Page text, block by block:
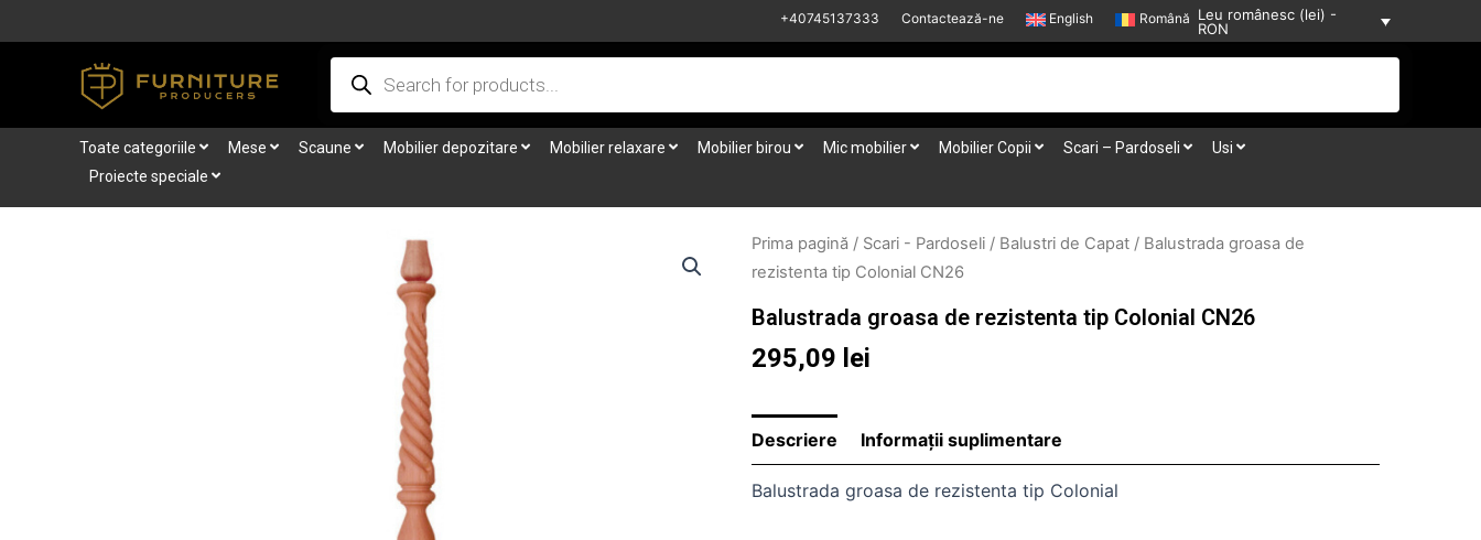
to
+40745137333 Contactează-ne English Română Leu românesc (lei) -
RON
Products
search
Toate categoriile Mese Scaune Mobilier depozitare Mobilier relaxare Mobilier birou Mic mobilier Mobilier Copii Scari – Pardoseli
Usi
Proiecte speciale
Prima pagină / Scari - Pardoseli / Balustri de Capat / Balustrada groasa de
rezistenta tip Colonial CN26
Balustrada groasa de rezistenta tip Colonial CN26
295,09 lei
Descriere Informații suplimentare
Balustrada groasa de rezistenta tip Colonial